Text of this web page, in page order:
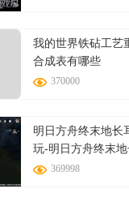
功能
图功能，允许用户自由
博朋克等风格在内的
动优化照片的肤色与五
我的世界铁砧工艺
合成表有哪些
370000
明日方舟终末地长
玩-明日方舟终末
攻略369998